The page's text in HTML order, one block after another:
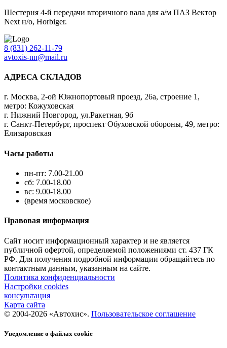
Шестерня 4-й передачи вторичного вала для а/м ПАЗ Вектор
Next н/о, Horbiger.
8 (831) 262-11-79
avtoxis-nn@mail.ru
АДРЕСА СКЛАДОВ
г. Москва, 2-ой Южнопортовый проезд, 26а, строение 1,
метро: Кожуховская
г. Нижний Новгород, ул.Ракетная, 9б
г. Санкт-Петербург, проспект Обуховской обороны, 49, метро:
Елизаровская
Часы работы
пн-пт: 7.00-21.00
сб: 7.00-18.00
вс: 9.00-18.00
(время московское)
Правовая информация
Сайт носит информационный характер и не является
публичной офертой, определяемой положениями ст. 437 ГК
РФ. Для получения подробной информации обращайтесь по
контактным данным, указанным на сайте.
Политика конфиденциальности
Настройки cookies
консультация
Карта сайта
© 2004-2026 «Автохис». Пользовательское соглашение
Уведомление о файлах cookie